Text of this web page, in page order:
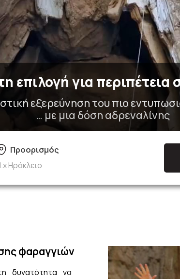
επιλογή για περιπέτεια
εξερεύνηση του πιο
… με μια δόση αδρεναλίνης
Προορισμός
Ηράκλειο
φαραγγιών
δυνατότητα να